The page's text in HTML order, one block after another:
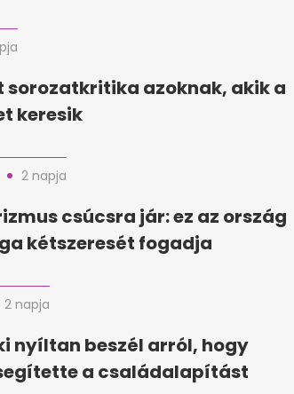
sorozatkritika azoknak, akik a
keresik
2 napja
csúcsra jár: ez az ország
kétszeresét fogadja
2 napja
nyíltan beszél arról, hogy
a családalapítást